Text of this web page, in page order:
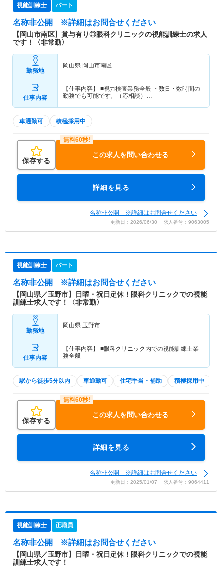
視能訓練士 パート
名称非公開 ※詳細はお問合せください
【岡山市南区】賞与有り◎眼科クリニックの視能訓練士の求人
です！〈非常勤〉
勤務地
岡山県 岡山市南区
仕事内容
【仕事内容】 ■視力検査業務全般 ・数日・数時間の
勤務でも可能です。（応相談）…
車通勤可 積極採用中
保存する
この求人を問い合わせる
詳細を見る
名称非公開 ※詳細はお問合せください
更新日：2026/06/30 求人番号：9063005
視能訓練士 パート
名称非公開 ※詳細はお問合せください
【岡山県／玉野市】日曜・祝日定休！眼科クリニックでの視能
訓練士求人です！〈非常勤〉
勤務地
岡山県 玉野市
仕事内容
【仕事内容】 ■眼科クリニック内での視能訓練士業
務全般
駅から徒歩5分以内 車通勤可 住宅手当・補助 積極採用中
保存する
この求人を問い合わせる
詳細を見る
名称非公開 ※詳細はお問合せください
更新日：2025/01/07 求人番号：9064411
視能訓練士 正職員
名称非公開 ※詳細はお問合せください
【岡山県／玉野市】日曜・祝日定休！眼科クリニックでの視能
訓練士求人です！